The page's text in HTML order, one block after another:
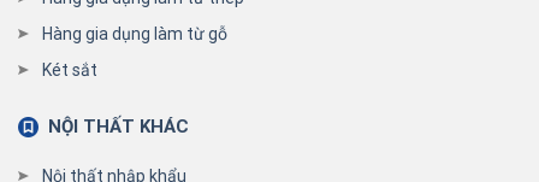
Hàng gia dụng làm từ gỗ
Két sắt
NỘI THẤT KHÁC
Nội thất nhập khẩu